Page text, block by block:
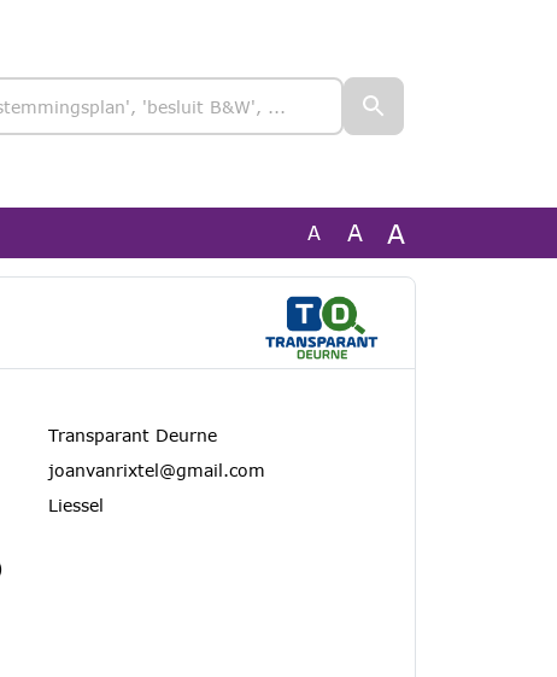
A A A
Transparant Deurne
joanvanrixtel@gmail.com
Liessel